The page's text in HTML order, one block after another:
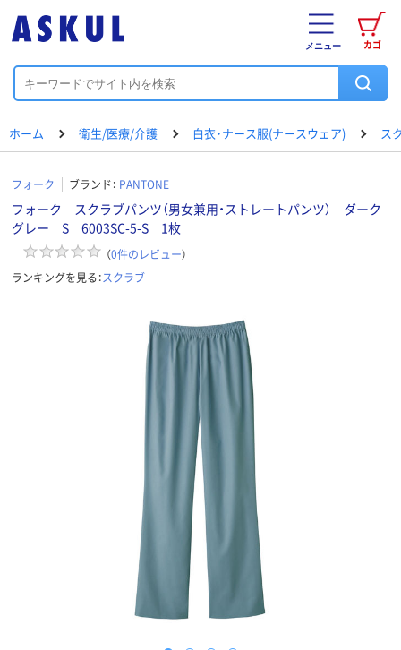
カゴ
メニュー
ホーム 衛生/医療/介護 白衣・ナース服(ナースウェア) ス
フォーク ブランド： PANTONE
フォーク スクラブパンツ（男女兼用・ストレートパンツ） ダーク
グレー S 6003SC-5-S 1枚
（0件のレビュー）
ランキングを見る：スクラブ